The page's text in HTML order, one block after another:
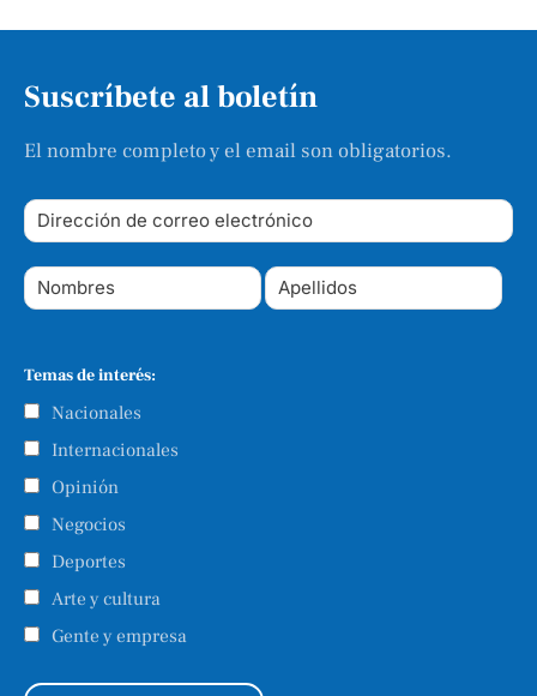
Suscríbete al boletín
El nombre completo y el email son obligatorios.
Temas de interés:
Nacionales
Internacionales
Opinión
Negocios
Deportes
Arte y cultura
Gente y empresa